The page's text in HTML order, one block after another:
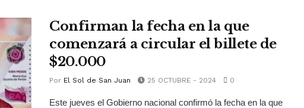
Confirman la fecha en la que
comenzará a circular el billete de
$20.000
Por El Sol de San Juan 25 OCTUBRE - 2024 0
Este jueves el Gobierno nacional confirmó la fecha en la que